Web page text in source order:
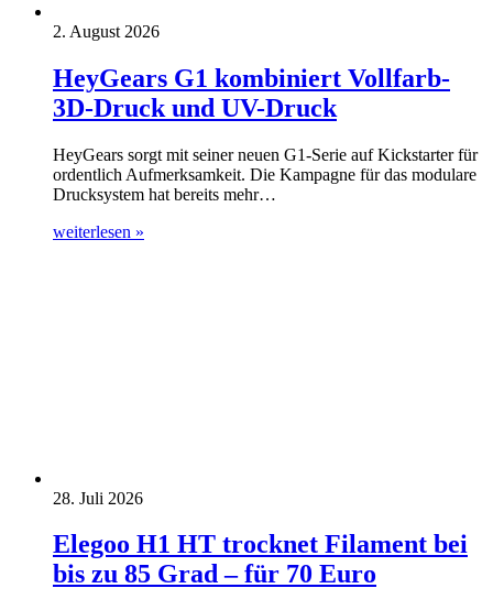
2. August 2026
HeyGears G1 kombiniert Vollfarb-
3D-Druck und UV-Druck
HeyGears sorgt mit seiner neuen G1-Serie auf Kickstarter für
ordentlich Aufmerksamkeit. Die Kampagne für das modulare
Drucksystem hat bereits mehr…
weiterlesen »
28. Juli 2026
Elegoo H1 HT trocknet Filament bei
bis zu 85 Grad – für 70 Euro